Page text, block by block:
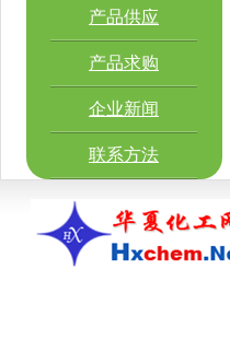
产品供应
产品求购
企业新闻
联系方法